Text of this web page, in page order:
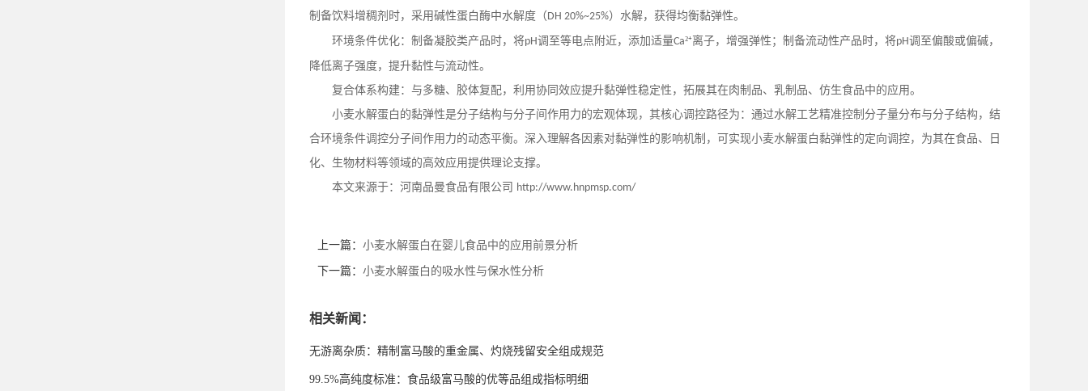
制备饮料增稠剂时，采用碱性蛋白酶中水解度（DH 20%~25%）水解，获得均衡黏弹性。
环境条件优化：制备凝胶类产品时，将pH调至等电点附近，添加适量Ca²⁺离子，增强弹性；制备流动性产品时，将pH调至偏酸或偏碱，
降低离子强度，提升黏性与流动性。
复合体系构建：与多糖、胶体复配，利用协同效应提升黏弹性稳定性，拓展其在肉制品、乳制品、仿生食品中的应用。
小麦水解蛋白的黏弹性是分子结构与分子间作用力的宏观体现，其核心调控路径为：通过水解工艺精准控制分子量分布与分子结构，结
合环境条件调控分子间作用力的动态平衡。深入理解各因素对黏弹性的影响机制，可实现小麦水解蛋白黏弹性的定向调控，为其在食品、日
化、生物材料等领域的高效应用提供理论支撑。
本文来源于：河南品曼食品有限公司 http://www.hnpmsp.com/
上一篇： 小麦水解蛋白在婴儿食品中的应用前景分析
下一篇： 小麦水解蛋白的吸水性与保水性分析
相关新闻：
无游离杂质：精制富马酸的重金属、灼烧残留安全组成规范
99.5%高纯度标准：食品级富马酸的优等品组成指标明细